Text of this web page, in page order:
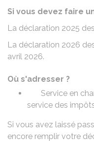
Si vous devez faire
La déclaration 2025
La déclaration 2026
avril 2026.
Où s'adresser ?
Service en
service des
Si vous avez laissé
encore remplir votre